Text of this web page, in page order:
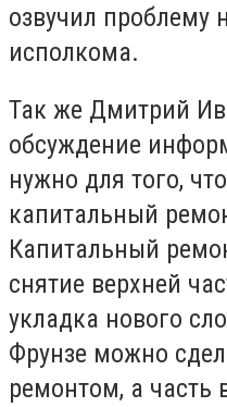
озвучил проблему
исполкома.
Так же Дмитрий
обсуждение
нужно для того,
капитальный
Капитальный
снятие верхней
укладка нового
Фрунзе можно
ремонтом, а часть